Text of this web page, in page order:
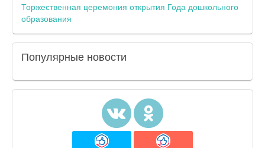
Торжественная церемония открытия Года дошкольного
образования
Популярные новости